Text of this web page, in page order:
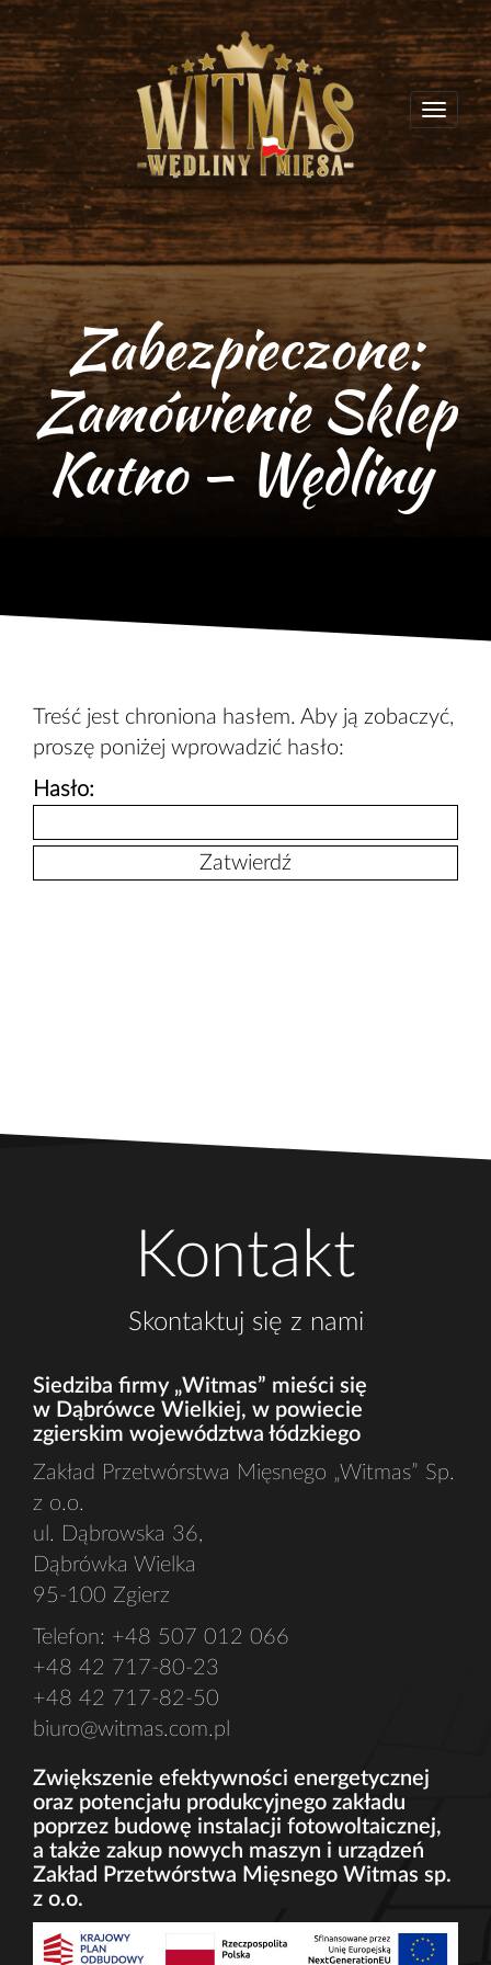
Zabezpieczone:
Zamówienie Sklep
Kutno – Wędliny
Treść jest chroniona hasłem. Aby ją zobaczyć,
proszę poniżej wprowadzić hasło:
Hasło:
Kontakt
Skontaktuj się z nami
Siedziba firmy „Witmas” mieści się
w Dąbrówce Wielkiej, w powiecie
zgierskim województwa łódzkiego
Zakład Przetwórstwa Mięsnego „Witmas” Sp.
z o.o.
ul. Dąbrowska 36,
Dąbrówka Wielka
95-100 Zgierz
Telefon: +48 507 012 066
+48 42 717-80-23
+48 42 717-82-50
biuro@witmas.com.pl
Zwiększenie efektywności energetycznej
oraz potencjału produkcyjnego zakładu
poprzez budowę instalacji fotowoltaicznej,
a także zakup nowych maszyn i urządzeń
Zakład Przetwórstwa Mięsnego Witmas sp.
z o.o.